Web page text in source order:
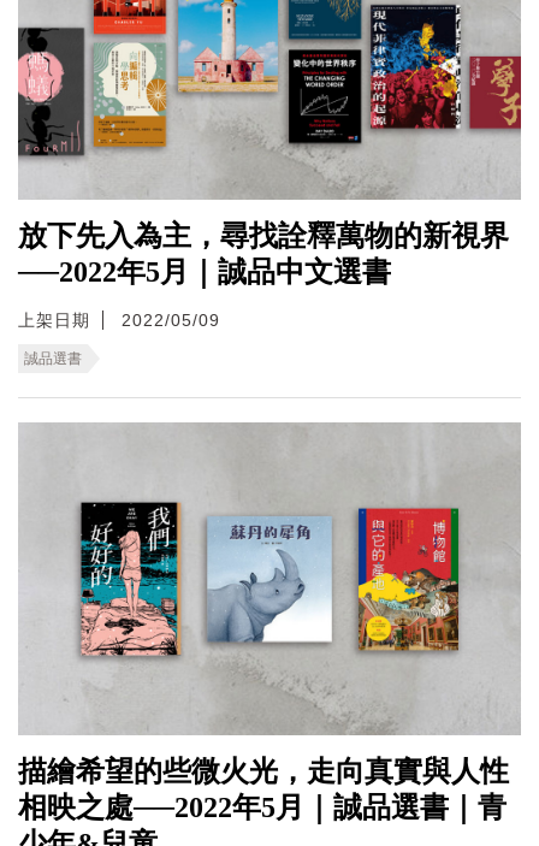
放下先入為主，尋找詮釋萬物的新視界
──2022年5月｜誠品中文選書
上架日期 2022/05/09
誠品選書
描繪希望的些微火光，走向真實與人性
相映之處──2022年5月｜誠品選書｜青